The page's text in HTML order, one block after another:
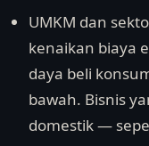
UMKM dan
kenaikan biaya
daya beli
bawah. Bisnis
domestik —